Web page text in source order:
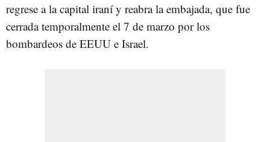
regrese a la capital iraní y reabra la embajada, que fue
cerrada temporalmente el 7 de marzo por los
bombardeos de EEUU e Israel.